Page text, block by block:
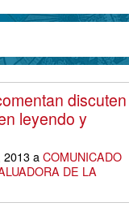
discuten
leyendo y
2013 a COMUNICADO
DE LA